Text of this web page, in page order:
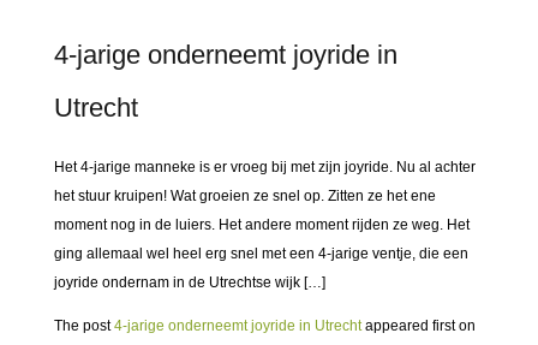
4-jarige onderneemt joyride in
Utrecht
Het 4-jarige manneke is er vroeg bij met zijn joyride. Nu al achter
het stuur kruipen! Wat groeien ze snel op. Zitten ze het ene
moment nog in de luiers. Het andere moment rijden ze weg. Het
ging allemaal wel heel erg snel met een 4-jarige ventje, die een
joyride ondernam in de Utrechtse wijk […]
The post4-jarige onderneemt joyride in Utrechtappeared first on